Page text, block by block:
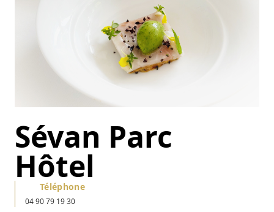
Sévan Parc
Hôtel
Téléphone
04 90 79 19 30